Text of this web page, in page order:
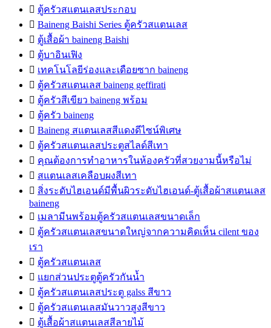
 ตู้ครัวสแตนเลสประกอบ
 Baineng Baishi Series ตู้ครัวสแตนเลส
 ตู้เสื้อผ้า baineng Baishi
 ตู้บาอินเฟิง
 เทคโนโลยีร่องและเดือยซาก baineng
 ตู้ครัวสแตนเลส baineng geffirati
 ตู้ครัวสีเขียว baineng พร้อม
 ตู้ครัว baineng
 Baineng สแตนเลสสีแดงดีไซน์พิเศษ
 ตู้ครัวสแตนเลสประตูสไลด์สีเทา
 คุณต้องการทำอาหารในห้องครัวที่สวยงามนี้หรือไม่
 สแตนเลสเคลือบผงสีเทา
 สิ่งระดับไฮเอนด์มีพื้นผิวระดับไฮเอนด์-ตู้เสื้อผ้าสแตนเลส
baineng
 เมลามีนพร้อมตู้ครัวสแตนเลสขนาดเล็ก
 ตู้ครัวสแตนเลสขนาดใหญ่จากความคิดเห็น cilent ของ
เรา
 ตู้ครัวสแตนเลส
 แยกส่วนประตูตู้ครัวกันน้ำ
 ตู้ครัวสแตนเลสประตู galss สีขาว
 ตู้ครัวสแตนเลสมันวาวสูงสีขาว
 ตู้เสื้อผ้าสแตนเลสสีลายไม้